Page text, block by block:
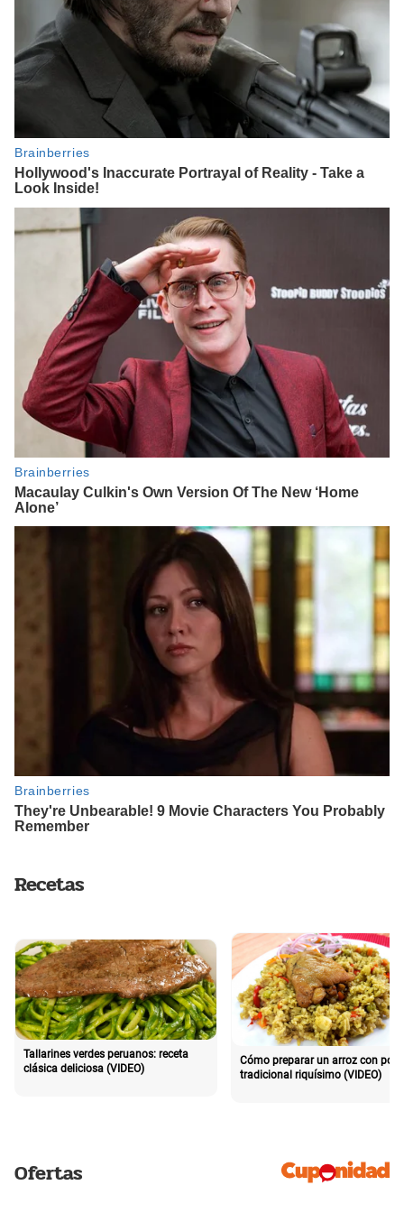
Recetas
Tallarines verdes peruanos: receta
clásica deliciosa (VIDEO)
Cómo preparar un arroz con pollo
tradicional riquísimo (VIDEO)
Ofertas